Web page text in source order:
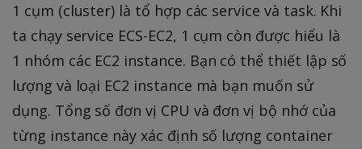
1 cụm (cluster) là tổ hợp các service và task. Khi
ta chạy service ECS-EC2, 1 cụm còn được hiểu là
1 nhóm các EC2 instance. Bạn có thể thiết lập số
lượng và loại EC2 instance mà bạn muốn sử
dụng. Tổng số đơn vị CPU và đơn vị bộ nhớ của
từng instance này xác định số lượng container